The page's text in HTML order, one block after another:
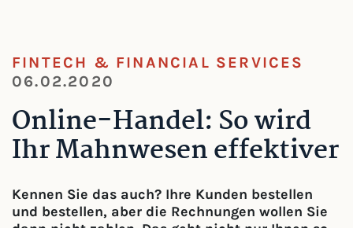
FINTECH & FINANCIAL SERVICES
06.02.2020
Online-Handel: So wird
Ihr Mahnwesen effektiver
Kennen Sie das auch? Ihre Kunden bestellen
und bestellen, aber die Rechnungen wollen Sie